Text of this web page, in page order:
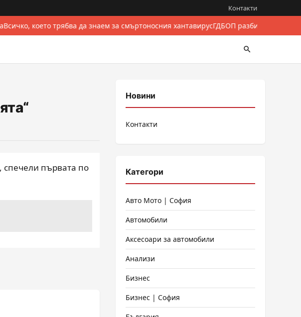
Контакти
Всичко, което трябва да знаем за смъртоносния хантавирусГДБОП разби
спечели първата по
Новини
Контакти
Категори
Авто Мото | София
Автомобили
Аксесоари за автомобили
Анализи
Бизнес
Бизнес | София